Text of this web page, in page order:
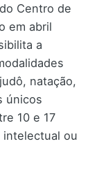
Centro de
em abril
a
natação,
únicos
10 e 17
intelectual ou